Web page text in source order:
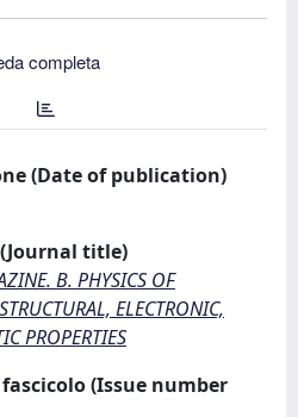
completa
(Date of publication)
title)
B. PHYSICS OF
ELECTRONIC,
PROPERTIES
(Issue number